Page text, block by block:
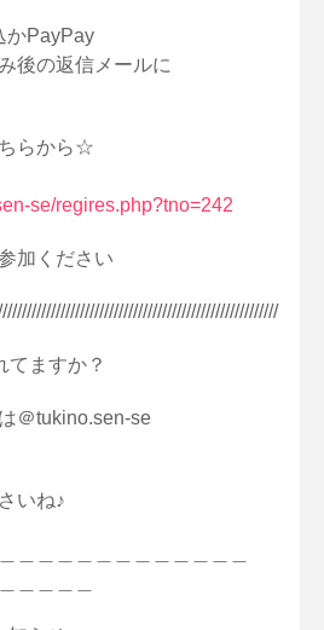
かPayPay
後の返信メールに
らから☆
se/regires.php?tno=242
加ください
てますか？
＠tukino.sen-se
いね♪